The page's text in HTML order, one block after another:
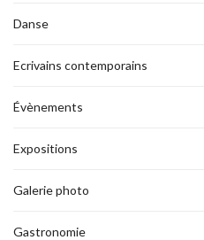
Danse
Ecrivains contemporains
Évènements
Expositions
Galerie photo
Gastronomie